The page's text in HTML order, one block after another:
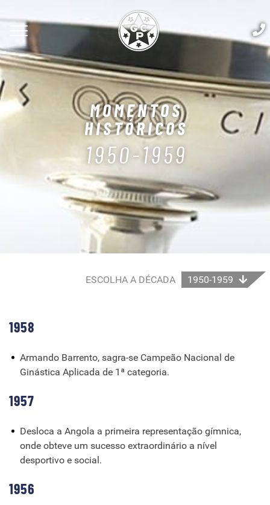
MOMENTOS
HISTÓRICOS
1950-1959
ESCOLHA A DÉCADA 1950-1959
1958
Armando Barrento, sagra-se Campeão Nacional de
Ginástica Aplicada de 1ª categoria.
1957
Desloca a Angola a primeira representação gímnica,
onde obteve um sucesso extraordinário a nível
desportivo e social.
1956